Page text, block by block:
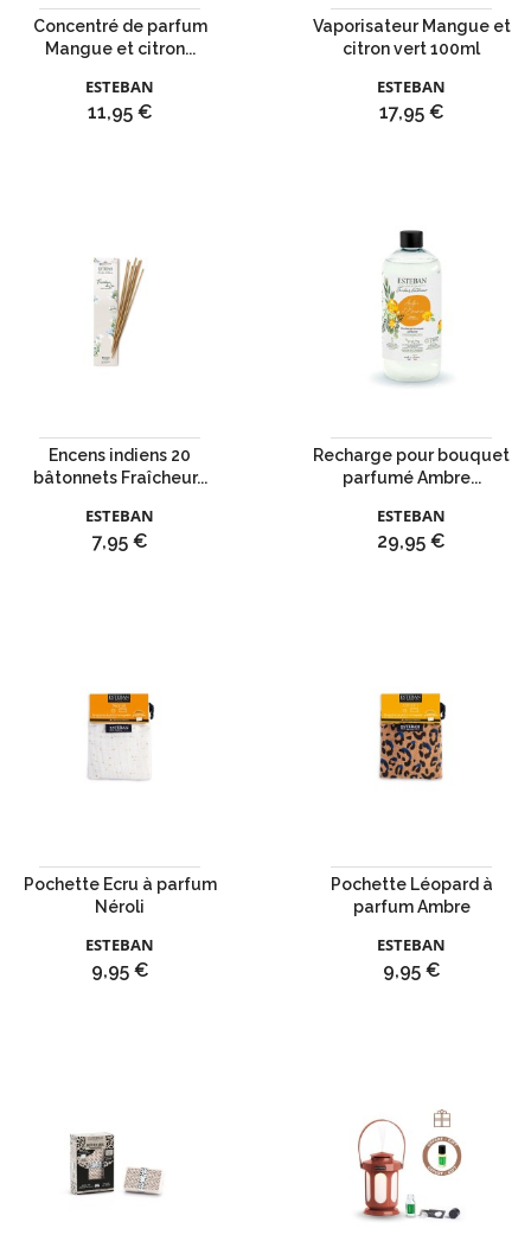
Concentré de parfum
Mangue et citron...
ESTEBAN
Prix
11,95 €
Vaporisateur Mangue et
citron vert 100ml
ESTEBAN
Prix
17,95 €
Encens indiens 20
bâtonnets Fraîcheur...
ESTEBAN
Prix
7,95 €
Recharge pour bouquet
parfumé Ambre...
ESTEBAN
Prix
29,95 €
Pochette Ecru à parfum
Néroli
ESTEBAN
Prix
9,95 €
Pochette Léopard à
parfum Ambre
ESTEBAN
Prix
9,95 €